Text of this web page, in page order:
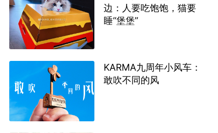
边：人要吃饱饱，猫要
睡“堡堡”
KARMA九周年小风车：
敢吹不同的风